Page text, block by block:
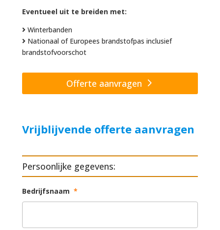
Eventueel uit te breiden met:
Winterbanden
Nationaal of Europees brandstofpas inclusief
brandstofvoorschot
Offerte aanvragen
Vrijblijvende offerte aanvragen
Persoonlijke gegevens:
Bedrijfsnaam *